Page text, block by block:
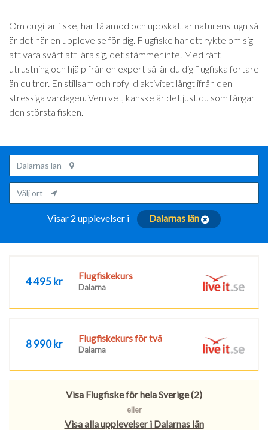
Om du gillar fiske, har tålamod och uppskattar naturens lugn så
är det här en upplevelse för dig. Flugfiske har ett rykte om sig
att vara svårt att lära sig, det stämmer inte. Med rätt
utrustning och hjälp från en expert så lär du dig flugfiska fortare
än du tror. En stillsam och rofylld aktivitet långt ifrån den
stressiga vardagen. Vem vet, kanske är det just du som fångar
den största fisken.
Dalarnas län
Välj ort
Visar 2 upplevelser i Dalarnas län
4 495 kr Flugfiskekurs
Dalarna
8 990 kr Flugfiskekurs för två
Dalarna
Visa Flugfiske för hela Sverige (2)
eller
Visa alla upplevelser i Dalarnas län